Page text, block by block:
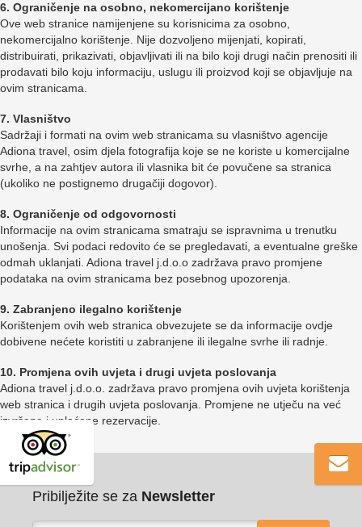
6. Ograničenje na osobno, nekomercijano korištenje
Ove web stranice namijenjene su korisnicima za osobno,
nekomercijalno korištenje. Nije dozvoljeno mijenjati, kopirati,
distribuirati, prikazivati, objavljivati ili na bilo koji drugi način prenositi ili
prodavati bilo koju informaciju, uslugu ili proizvod koji se objavljuje na
ovim stranicama.
7. Vlasništvo
Sadržaji i formati na ovim web stranicama su vlasništvo agencije
Adiona travel, osim djela fotografija koje se ne koriste u komercijalne
svrhe, a na zahtjev autora ili vlasnika bit će povučene sa stranica
(ukoliko ne postignemo drugačiji dogovor).
8. Ograničenje od odgovornosti
Informacije na ovim stranicama smatraju se ispravnima u trenutku
unošenja. Svi podaci redovito će se pregledavati, a eventualne greške
odmah uklanjati. Adiona travel j.d.o.o zadržava pravo promjene
podataka na ovim stranicama bez posebnog upozorenja.
9. Zabranjeno ilegalno korištenje
Korištenjem ovih web stranica obvezujete se da informacije ovdje
dobivene nećete koristiti u zabranjene ili ilegalne svrhe ili radnje.
10. Promjena ovih uvjeta i drugi uvjeta poslovanja
Adiona travel j.d.o.o. zadržava pravo promjena ovih uvjeta korištenja
web stranica i drugih uvjeta poslovanja. Promjene ne utječu na već
izvršene i uplaćene rezervacije.
Pribilježite se za Newsletter